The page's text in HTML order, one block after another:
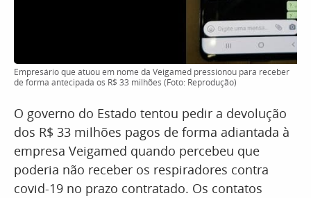
Empresário que atuou em nome da Veigamed pressionou para receber
de forma antecipada os R$ 33 milhões (Foto: Reprodução)
O governo do Estado tentou pedir a devolução
dos R$ 33 milhões pagos de forma adiantada à
empresa Veigamed quando percebeu que
poderia não receber os respiradores contra
covid-19 no prazo contratado. Os contatos